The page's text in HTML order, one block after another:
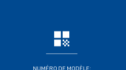
NUMÉRO DE MODÈLE: